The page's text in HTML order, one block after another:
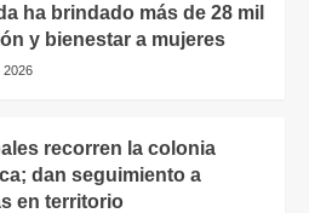
ha brindado más de 28 mil
y bienestar a mujeres
2026
recorren la colonia
dan seguimiento a
en territorio